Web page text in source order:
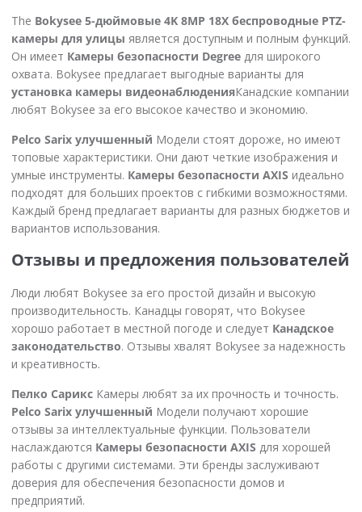
The Bokysee 5-дюймовые 4K 8MP 18X беспроводные PTZ-
камеры для улицы является доступным и полным функций.
Он имеет Камеры безопасности Degree для широкого
охвата. Bokysee предлагает выгодные варианты для
установка камеры видеонаблюденияКанадские компании
любят Bokysee за его высокое качество и экономию.
Pelco Sarix улучшенный Модели стоят дороже, но имеют
топовые характеристики. Они дают четкие изображения и
умные инструменты. Камеры безопасности AXIS идеально
подходят для больших проектов с гибкими возможностями.
Каждый бренд предлагает варианты для разных бюджетов и
вариантов использования.
Отзывы и предложения пользователей
Люди любят Bokysee за его простой дизайн и высокую
производительность. Канадцы говорят, что Bokysee
хорошо работает в местной погоде и следует Канадское
законодательство. Отзывы хвалят Bokysee за надежность
и креативность.
Пелко Сарикс Камеры любят за их прочность и точность.
Pelco Sarix улучшенный Модели получают хорошие
отзывы за интеллектуальные функции. Пользователи
наслаждаются Камеры безопасности AXIS для хорошей
работы с другими системами. Эти бренды заслуживают
доверия для обеспечения безопасности домов и
предприятий.